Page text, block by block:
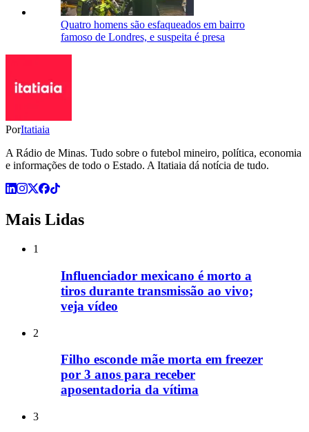
Quatro homens são esfaqueados em bairro
famoso de Londres, e suspeita é presa
PorItatiaia
A Rádio de Minas. Tudo sobre o futebol mineiro, política, economia
e informações de todo o Estado. A Itatiaia dá notícia de tudo.
Mais Lidas
1
Influenciador mexicano é morto a
tiros durante transmissão ao vivo;
veja vídeo
2
Filho esconde mãe morta em freezer
por 3 anos para receber
aposentadoria da vítima
3